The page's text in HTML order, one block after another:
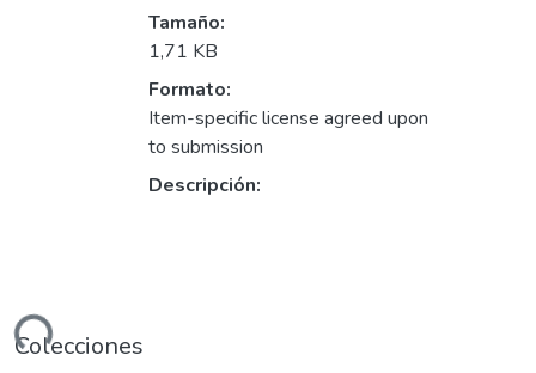
Tamaño:
1,71 KB
Formato:
Item-specific license agreed upon
to submission
Descripción:
Colecciones